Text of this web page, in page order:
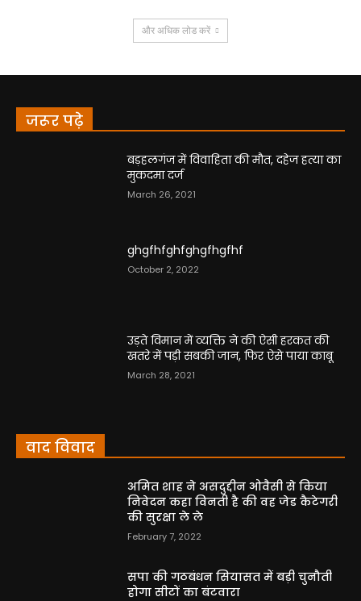
और अधिक लोड करें
जरूर पढ़े
बड़हलगंज में विवाहिता की मौत, दहेज हत्या का
मुकदमा दर्ज
March 26, 2021
ghgfhfghfghgfhgfhf
October 2, 2022
उड़ते विमान में व्यक्ति ने की ऐसी हरकत की
खतरे में पड़ी सबकी जान, फिर ऐसे पाया काबू
March 28, 2021
वाद विवाद
अमित शाह ने असदुद्दीन ओवैसी से किया
निवेदन कहा विनती है की वह जेड कैटेगरी
की सुरक्षा ले ले
February 7, 2022
सपा की गठबंधन सियासत में बड़ी चुनौती
होगा सीटों का बंटवारा